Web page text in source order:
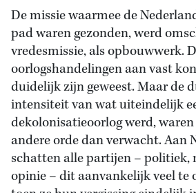
De missie waarmee de
pad waren gezonden, werd
vredesmissie, als opbouwwerk.
oorlogshandelingen aan vast
duidelijk zijn geweest. Maar de
intensiteit van wat uiteindelijk
dekolonisatieoorlog werd, waren
andere orde dan verwacht. Aan
schatten alle partijen –
opinie – dit aanvankelijk veel te